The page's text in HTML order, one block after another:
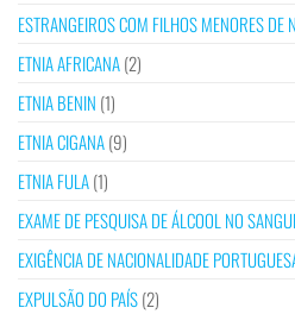
ESTRANGEIROS COM FILHOS MENORES DE
ETNIA AFRICANA(2)
ETNIA BENIN (1)
ETNIA CIGANA(9)
ETNIA FULA(1)
EXAME DE PESQUISA DE ÁLCOOL NO
EXIGÊNCIA DE NACIONALIDADE
EXPULSÃO DO PAÍS(2)